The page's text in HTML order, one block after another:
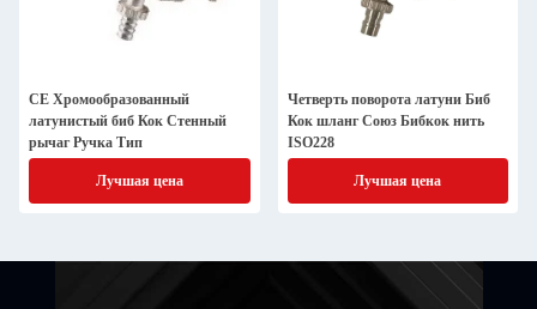
CE Хромообразованный
латунистый биб Кок Стенный
рычаг Ручка Тип
Лучшая цена
Четверть поворота латуни Биб
Кок шланг Союз Бибкок нить
ISO228
Лучшая цена